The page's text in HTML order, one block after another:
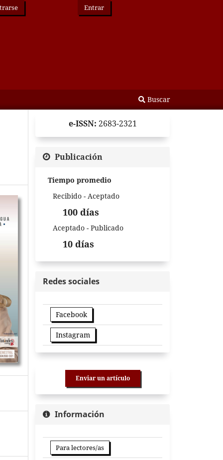
Buscar
Entrar
e-ISSN: 2683-2321
Publicación
Tiempo promedio
Recibido - Aceptado
100 días
Aceptado - Publicado
10 días
Redes sociales
Facebook
Instagram
Enviar un artículo
Información
Para lectores/as